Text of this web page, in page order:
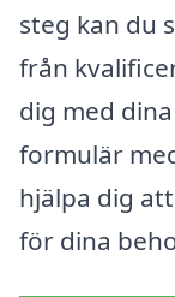
steg kan du
från
dig med
formulär
hjälpa dig
för dina